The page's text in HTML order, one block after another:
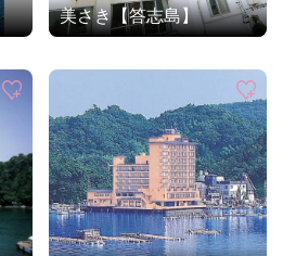
美さき【答志島】